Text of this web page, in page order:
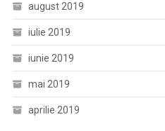
august 2019
iulie 2019
iunie 2019
mai 2019
aprilie 2019